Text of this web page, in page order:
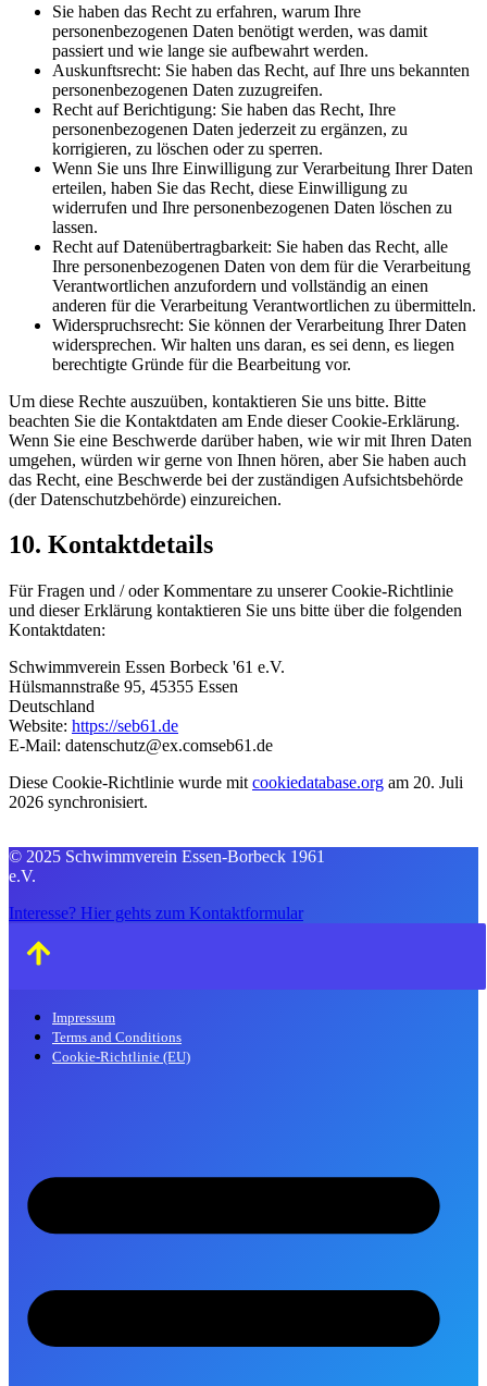
Sie haben das Recht zu erfahren, warum Ihre
personenbezogenen Daten benötigt werden, was damit
passiert und wie lange sie aufbewahrt werden.
Auskunftsrecht: Sie haben das Recht, auf Ihre uns bekannten
personenbezogenen Daten zuzugreifen.
Recht auf Berichtigung: Sie haben das Recht, Ihre
personenbezogenen Daten jederzeit zu ergänzen, zu
korrigieren, zu löschen oder zu sperren.
Wenn Sie uns Ihre Einwilligung zur Verarbeitung Ihrer Daten
erteilen, haben Sie das Recht, diese Einwilligung zu
widerrufen und Ihre personenbezogenen Daten löschen zu
lassen.
Recht auf Datenübertragbarkeit: Sie haben das Recht, alle
Ihre personenbezogenen Daten von dem für die Verarbeitung
Verantwortlichen anzufordern und vollständig an einen
anderen für die Verarbeitung Verantwortlichen zu übermitteln.
Widerspruchsrecht: Sie können der Verarbeitung Ihrer Daten
widersprechen. Wir halten uns daran, es sei denn, es liegen
berechtigte Gründe für die Bearbeitung vor.
Um diese Rechte auszuüben, kontaktieren Sie uns bitte. Bitte
beachten Sie die Kontaktdaten am Ende dieser Cookie-Erklärung.
Wenn Sie eine Beschwerde darüber haben, wie wir mit Ihren Daten
umgehen, würden wir gerne von Ihnen hören, aber Sie haben auch
das Recht, eine Beschwerde bei der zuständigen Aufsichtsbehörde
(der Datenschutzbehörde) einzureichen.
10. Kontaktdetails
Für Fragen und / oder Kommentare zu unserer Cookie-Richtlinie
und dieser Erklärung kontaktieren Sie uns bitte über die folgenden
Kontaktdaten:
Schwimmverein Essen Borbeck '61 e.V.
Hülsmannstraße 95, 45355 Essen
Deutschland
Website: https://seb61.de
E-Mail: datenschutz@ex.comseb61.de
Diese Cookie-Richtlinie wurde mit cookiedatabase.org am 20. Juli
2026 synchronisiert.
© 2025 Schwimmverein Essen-Borbeck 1961
e.V.
Interesse? Hier gehts zum Kontaktformular
Impressum
Terms and Conditions
Cookie-Richtlinie (EU)